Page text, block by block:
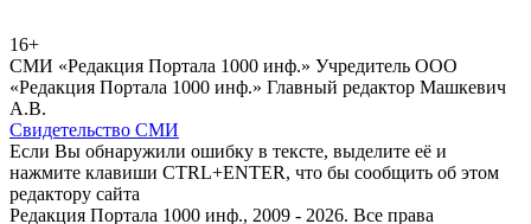
16+
СМИ «Редакция Портала 1000 инф.» Учредитель ООО
«Редакция Портала 1000 инф.» Главный редактор Машкевич
А.В.
Свидетельство СМИ
Если Вы обнаружили ошибку в тексте, выделите её и
нажмите клавиши CTRL+ENTER, что бы сообщить об этом
редактору сайта
Редакция Портала 1000 инф., 2009 - 2026. Все права